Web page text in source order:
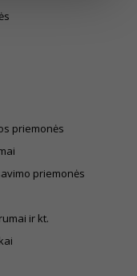
priemonės
priemonės
ir kt.